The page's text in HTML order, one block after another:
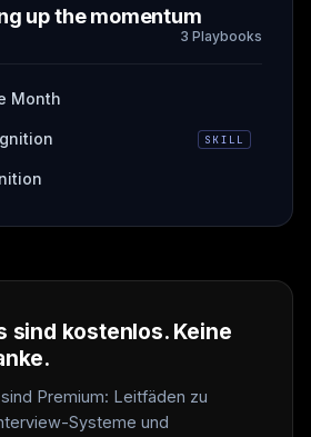
up the momentum
3 Playbooks
Month
SKILL
sind kostenlos. Keine
Premium: Leitfäden zu
Systeme und